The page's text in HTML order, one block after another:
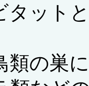
タット
類の巣